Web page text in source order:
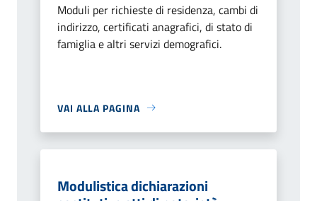
Moduli per richieste di residenza, cambi di
indirizzo, certificati anagrafici, di stato di
famiglia e altri servizi demografici.
VAI ALLA PAGINA
Modulistica dichiarazioni